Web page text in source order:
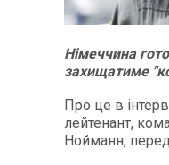
Німеччина
захищатиме
Про це в
лейтенант,
Нойманн,